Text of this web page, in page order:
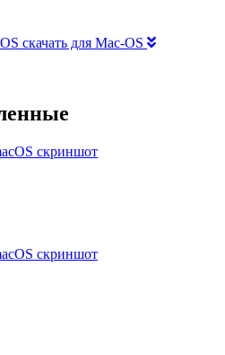
скачать для Mac-OS